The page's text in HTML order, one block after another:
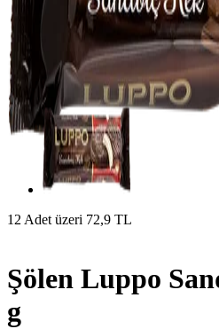
12 Adet üzeri 72,9 TL
Şölen Luppo
g